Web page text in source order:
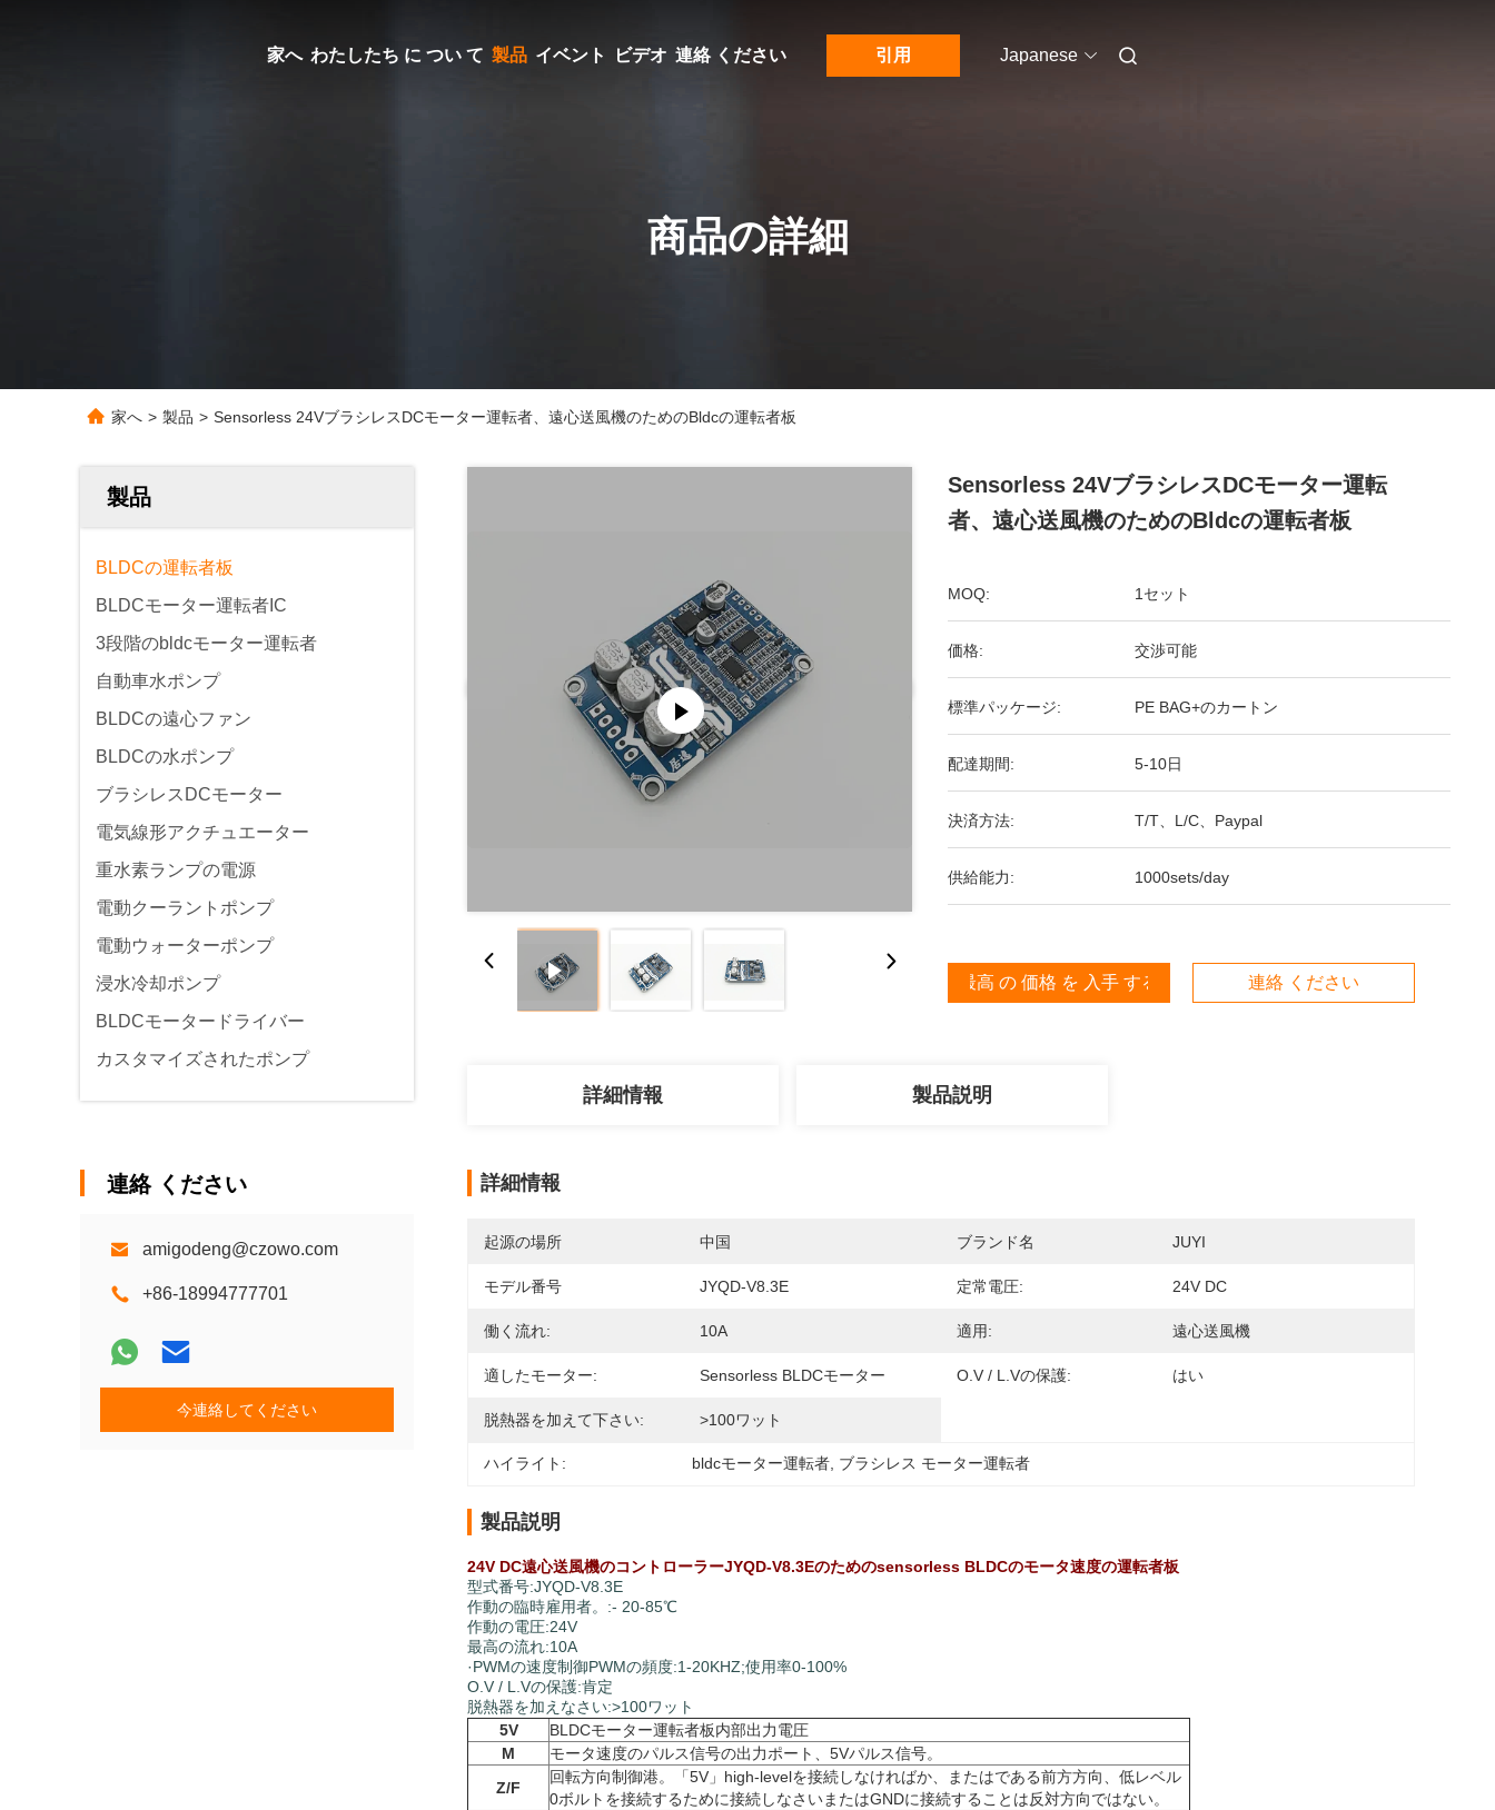
家へ わたしたち に つい て 製品 イベント ビデオ 連絡 ください 引用 Japanese
商品の詳細
家へ > 製品 > Sensorless 24VブラシレスDCモーター運転者、遠心送風機のためのBldcの運転者板
製品
BLDCの運転者板
BLDCモーター運転者IC
3段階のbldcモーター運転者
自動車水ポンプ
BLDCの遠心ファン
BLDCの水ポンプ
ブラシレスDCモーター
電気線形アクチュエーター
重水素ランプの電源
電動クーラントポンプ
電動ウォーターポンプ
浸水冷却ポンプ
BLDCモータードライバー
カスタマイズされたポンプ
連絡 ください
amigodeng@czowo.com
+86-18994777701
今連絡してください
Sensorless 24VブラシレスDCモーター運転
者、遠心送風機のためのBldcの運転者板
MOQ: 1セット
価格: 交渉可能
標準パッケージ: PE BAG+のカートン
配達期間: 5-10日
決済方法: T/T、L/C、Paypal
供給能力: 1000sets/day
最高 の 価格 を 入手 する 連絡 ください
詳細情報 製品説明
詳細情報
起源の場所 中国 ブランド名 JUYI
モデル番号 JYQD-V8.3E 定常電圧: 24V DC
働く流れ: 10A 適用: 遠心送風機
適したモーター: Sensorless BLDCモーター O.V / L.Vの保護: はい
脱熱器を加えて下さい: >100ワット
ハイライト: bldcモーター運転者 ブラシレス モーター運転者
製品説明
24V DC遠心送風機のコントローラーJYQD-V8.3Eのためのsensorless BLDCのモータ速度の運転者板
型式番号:JYQD-V8.3E
作動の臨時雇用者。:- 20-85℃
作動の電圧:24V
最高の流れ:10A
·PWMの速度制御PWMの頻度:1-20KHZ;使用率0-100%
O.V / L.Vの保護:肯定
脱熱器を加えなさい:>100ワット
5V
BLDCモーター運転者板内部出力電圧
M
モータ速度のパルス信号の出力ポート、5Vパルス信号。
Z/F
回転方向制御港。「5V」high-levelを接続しなければか、またはである前方方向、低レベル
0ボルトを接続するために接続しなさいまたはGNDに接続することは反対方向ではない。